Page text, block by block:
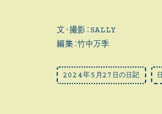
文・撮影：SALLY
編集：竹中万季
2024年5月27日の日記